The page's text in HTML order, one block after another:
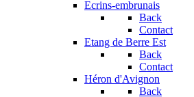
Ecrins-embrunais
Back
Contact
Etang de Berre Est
Back
Contact
Héron d'Avignon
Back